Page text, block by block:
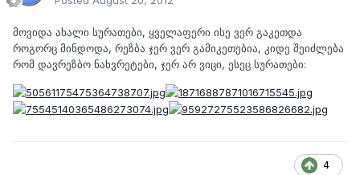
მოვიდა ახალი სურათები, ყველაფერი ისე ვერ გაკეთდა
როგორც მინდოდა, რეზბა ჯერ ვერ გამიკეთებია, კიდე შეიძლება
რომ დავრეზბო ნახვრეტები, ჯერ არ ვიცი, ესეც სურათები:
4